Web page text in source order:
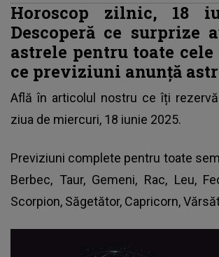
Horoscop zilnic, 18
Descoperă ce surprize
astrele pentru toate
ce previziuni anunță
Află în articolul nostru ce îți
ziua de miercuri, 18 iunie 2025.
Previziuni complete pentru toate
Berbec, Taur, Gemeni, Rac, Leu,
Scorpion, Săgetător, Capricorn,